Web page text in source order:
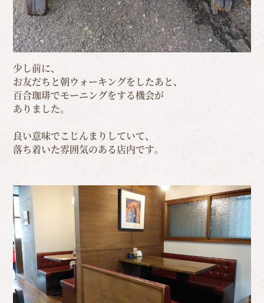
少し前に、
お友だちと朝ウォーキングをしたあと、
百合珈琲でモーニングをする機会が
ありました。
良い意味でこじんまりしていて、
落ち着いた雰囲気のある店内です。